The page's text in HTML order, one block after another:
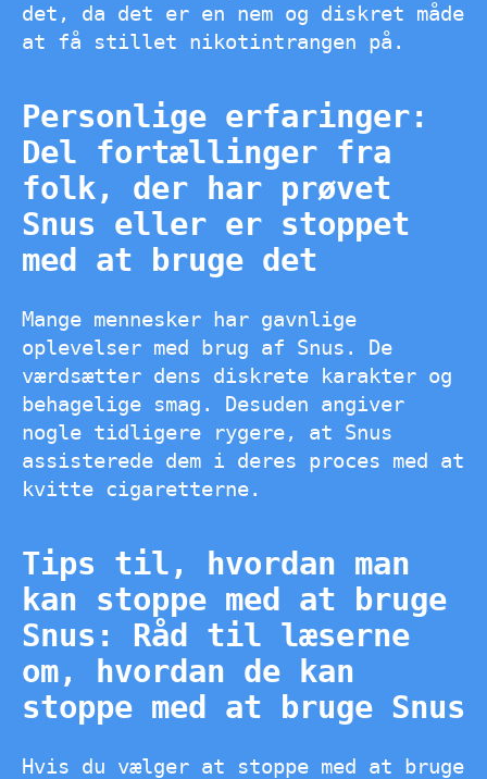
det, da det er en nem og diskret måde
at få stillet nikotintrangen på.
Personlige erfaringer:
Del fortællinger fra
folk, der har prøvet
Snus eller er stoppet
med at bruge det
Mange mennesker har gavnlige
oplevelser med brug af Snus. De
værdsætter dens diskrete karakter og
behagelige smag. Desuden angiver
nogle tidligere rygere, at Snus
assisterede dem i deres proces med at
kvitte cigaretterne.
Tips til, hvordan man
kan stoppe med at bruge
Snus: Råd til læserne
om, hvordan de kan
stoppe med at bruge Snus
Hvis du vælger at stoppe med at bruge